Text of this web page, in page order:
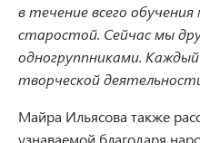
в течение всего
старостой. Сейчас мы
одногруппниками. Каждый
творческой
Майра Ильясова также